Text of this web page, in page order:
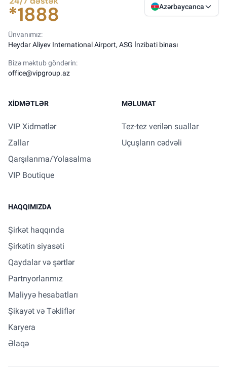
Azərbaycanca
Ünvanımız:
Heydar Aliyev International Airport, ASG İnzibati binası
Bizə məktub göndərin:
office@vipgroup.az
XIDMƏTLƏR
VIP Xidmətlər
Zallar
Qarşılanma/Yolasalma
VIP Boutique
MƏLUMAT
Tez-tez verilən suallar
Uçuşların cədvəli
HAQQIMIZDA
Şirkət haqqında
Şirkətin siyasəti
Qaydalar və şərtlər
Partnyorlarımız
Maliyyə hesabatları
Şikayət və Təkliflər
Karyera
Əlaqə